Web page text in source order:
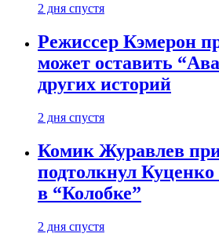
2 дня спустя
Режиссер Кэмерон
может оставить
других историй
2 дня спустя
Комик Журавлев
подтолкнул
в “Колобке”
2 дня спустя